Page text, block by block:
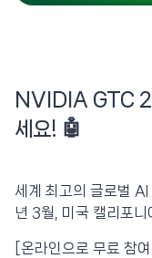
NVIDIA GTC
세요! 🤖
세계 최고의 글로벌
년 3월, 미국 캘리포니
[온라인으로 무료 참